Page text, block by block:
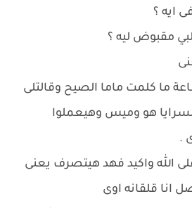
ايه ؟
مقبوض ليه ؟
ما كلمت ماما الصيح وقالتلى
هو وميس وهيعملوا
.
الله واكيد فهد هيتصرف يعنى
انا قلقانه اوى